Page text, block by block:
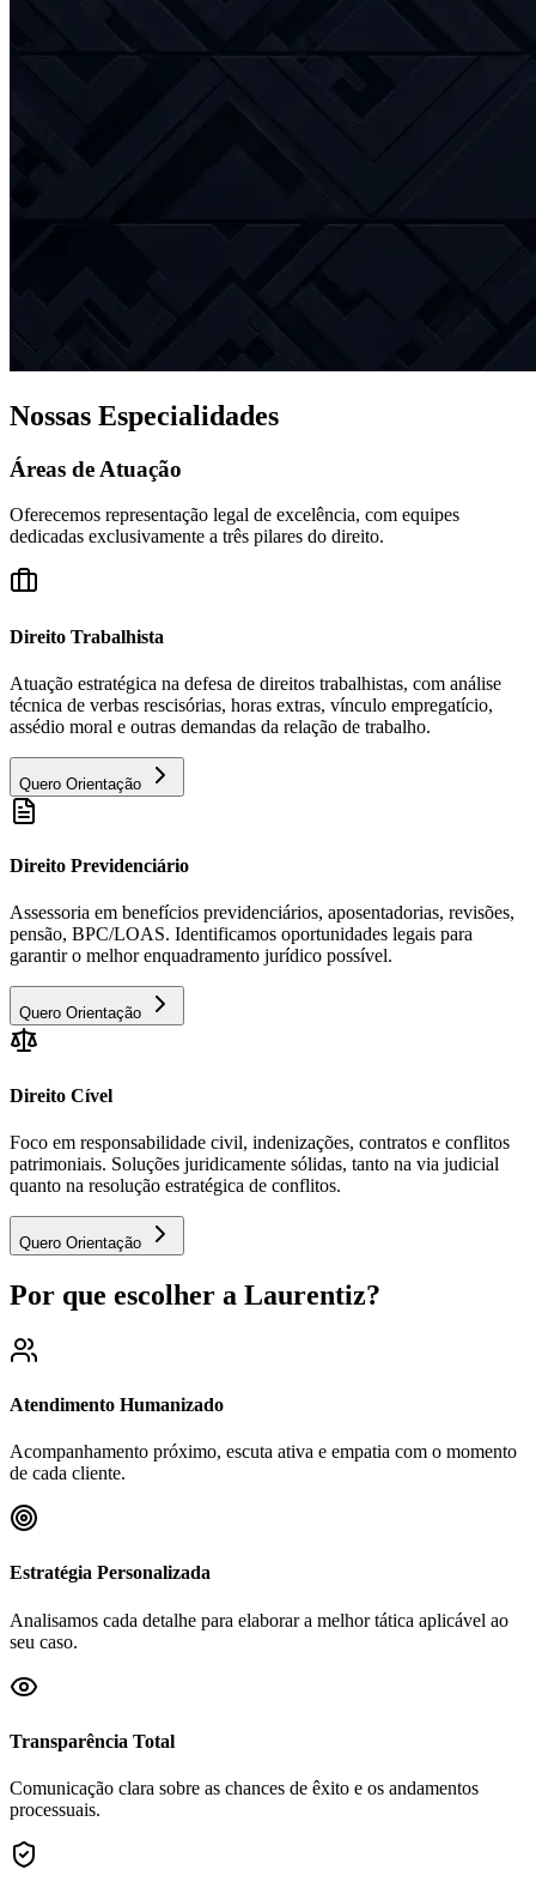
Nossas Especialidades
Áreas de Atuação
Oferecemos representação legal de excelência, com equipes
dedicadas exclusivamente a três pilares do direito.
Direito Trabalhista
Atuação estratégica na defesa de direitos trabalhistas, com análise
técnica de verbas rescisórias, horas extras, vínculo empregatício,
assédio moral e outras demandas da relação de trabalho.
Quero Orientação
Direito Previdenciário
Assessoria em benefícios previdenciários, aposentadorias, revisões,
pensão, BPC/LOAS. Identificamos oportunidades legais para
garantir o melhor enquadramento jurídico possível.
Quero Orientação
Direito Cível
Foco em responsabilidade civil, indenizações, contratos e conflitos
patrimoniais. Soluções juridicamente sólidas, tanto na via judicial
quanto na resolução estratégica de conflitos.
Quero Orientação
Por que escolher a Laurentiz?
Atendimento Humanizado
Acompanhamento próximo, escuta ativa e empatia com o momento
de cada cliente.
Estratégia Personalizada
Analisamos cada detalhe para elaborar a melhor tática aplicável ao
seu caso.
Transparência Total
Comunicação clara sobre as chances de êxito e os andamentos
processuais.